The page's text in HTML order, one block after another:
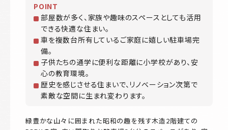
POINT
部屋数が多く、家族や趣味のスペースとしても活用
できる快適な住まい。
車を複数台所有しているご家庭に嬉しい駐車場完
備。
子供たちの通学に便利な距離に小学校があり、安
心の教育環境。
歴史を感じさせる住まいで、リノベーション次第で
素敵な空間に生まれ変わります。
緑豊かな山々に囲まれた昭和の趣を残す木造2階建ての